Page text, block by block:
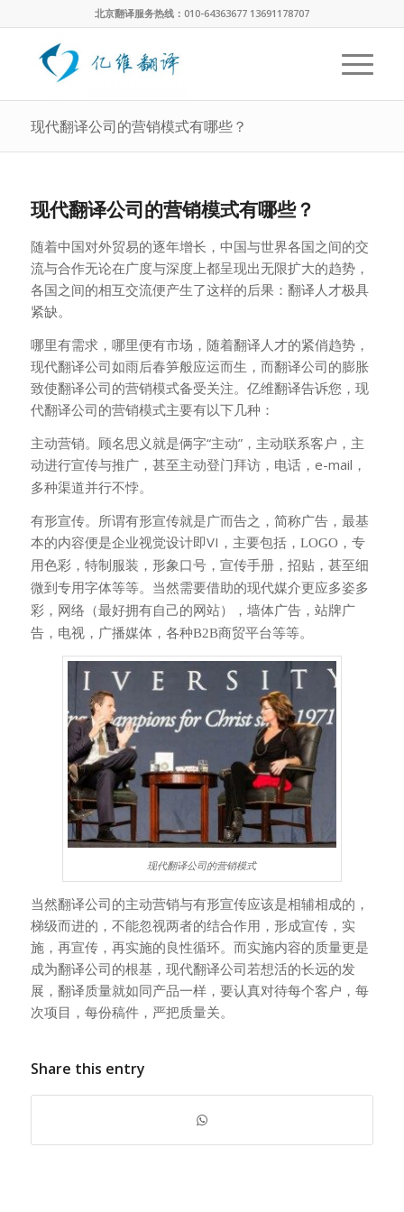
北京翻译服务热线：010-64363677 13691178707
现代翻译公司的营销模式有哪些？
现代翻译公司的营销模式有哪些？
随着中国对外贸易的逐年增长，中国与世界各国之间的交
流与合作无论在广度与深度上都呈现出无限扩大的趋势，
各国之间的相互交流便产生了这样的后果：翻译人才极具
紧缺。
哪里有需求，哪里便有市场，随着翻译人才的紧俏趋势，
现代翻译公司如雨后春笋般应运而生，而翻译公司的膨胀
致使翻译公司的营销模式备受关注。亿维翻译告诉您，现
代翻译公司的营销模式主要有以下几种：
主动营销。顾名思义就是俩字“主动”，主动联系客户，主
动进行宣传与推广，甚至主动登门拜访，电话，e-mail ，
多种渠道并行不悖。
有形宣传。所谓有形宣传就是广而告之，简称广告，最基
本的内容便是企业视觉设计即VI ，主要包括， LOGO，专
用色彩，特制服装，形象口号，宣传手册，招贴，甚至细
微到专用字体等等。当然需要借助的现代媒介更应多姿多
彩，网络（最好拥有自己的网站），墙体广告，站牌广
告，电视，广播媒体，各种B2B商贸平台等等。
现代翻译公司的营销模式
当然翻译公司的主动营销与有形宣传应该是相辅相成的，
梯级而进的，不能忽视两者的结合作用，形成宣传，实
施，再宣传，再实施的良性循环。而实施内容的质量更是
成为翻译公司的根基，现代翻译公司若想活的长远的发
展，翻译质量就如同产品一样，要认真对待每个客户，每
次项目，每份稿件，严把质量关。
Share this entry